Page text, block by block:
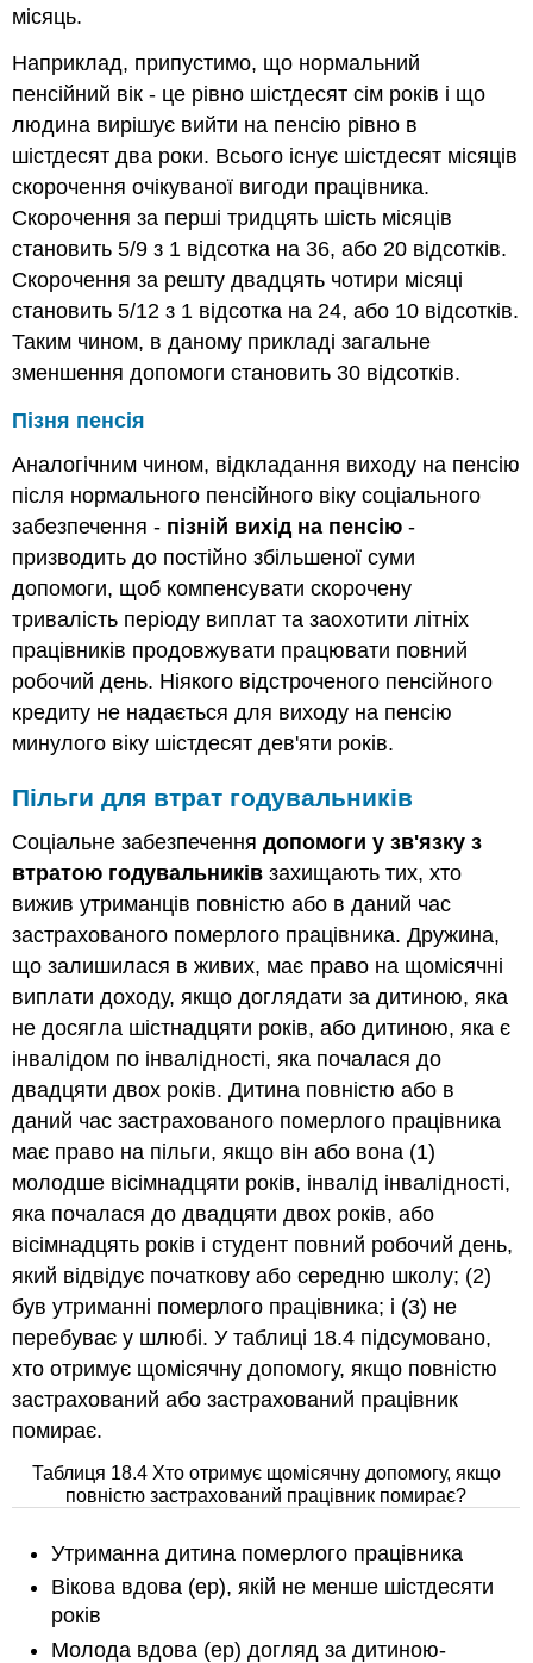
місяць.
Наприклад, припустимо, що нормальний
пенсійний вік - це рівно шістдесят сім років і що
людина вирішує вийти на пенсію рівно в
шістдесят два роки. Всього існує шістдесят місяців
скорочення очікуваної вигоди працівника.
Скорочення за перші тридцять шість місяців
становить 5/9 з 1 відсотка на 36, або 20 відсотків.
Скорочення за решту двадцять чотири місяці
становить 5/12 з 1 відсотка на 24, або 10 відсотків.
Таким чином, в даному прикладі загальне
зменшення допомоги становить 30 відсотків.
Пізня пенсія
Аналогічним чином, відкладання виходу на пенсію
після нормального пенсійного віку соціального
забезпечення - пізній вихід на пенсію -
призводить до постійно збільшеної суми
допомоги, щоб компенсувати скорочену
тривалість періоду виплат та заохотити літніх
працівників продовжувати працювати повний
робочий день. Ніякого відстроченого пенсійного
кредиту не надається для виходу на пенсію
минулого віку шістдесят дев'яти років.
Пільги для втрат годувальників
Соціальне забезпеченнядопомоги у зв'язку з
втратою годувальників захищають тих, хто
вижив утриманців повністю або в даний час
застрахованого померлого працівника. Дружина,
що залишилася в живих, має право на щомісячні
виплати доходу, якщо доглядати за дитиною, яка
не досягла шістнадцяти років, або дитиною, яка є
інвалідом по інвалідності, яка почалася до
двадцяти двох років. Дитина повністю або в
даний час застрахованого померлого працівника
має право на пільги, якщо він або вона (1)
молодше вісімнадцяти років, інвалід інвалідності,
яка почалася до двадцяти двох років, або
вісімнадцять років і студент повний робочий день,
який відвідує початкову або середню школу; (2)
був утриманні померлого працівника; і (3) не
перебуває у шлюбі. У таблиці 18.4 підсумовано,
хто отримує щомісячну допомогу, якщо повністю
застрахований або застрахований працівник
помирає.
Таблиця 18.4 Хто отримує щомісячну допомогу, якщо
повністю застрахований працівник помирає?
Утриманна дитина померлого працівника
Вікова вдова (ер), якій не менше шістдесяти
років
Молода вдова (ер) догляд за дитиною-